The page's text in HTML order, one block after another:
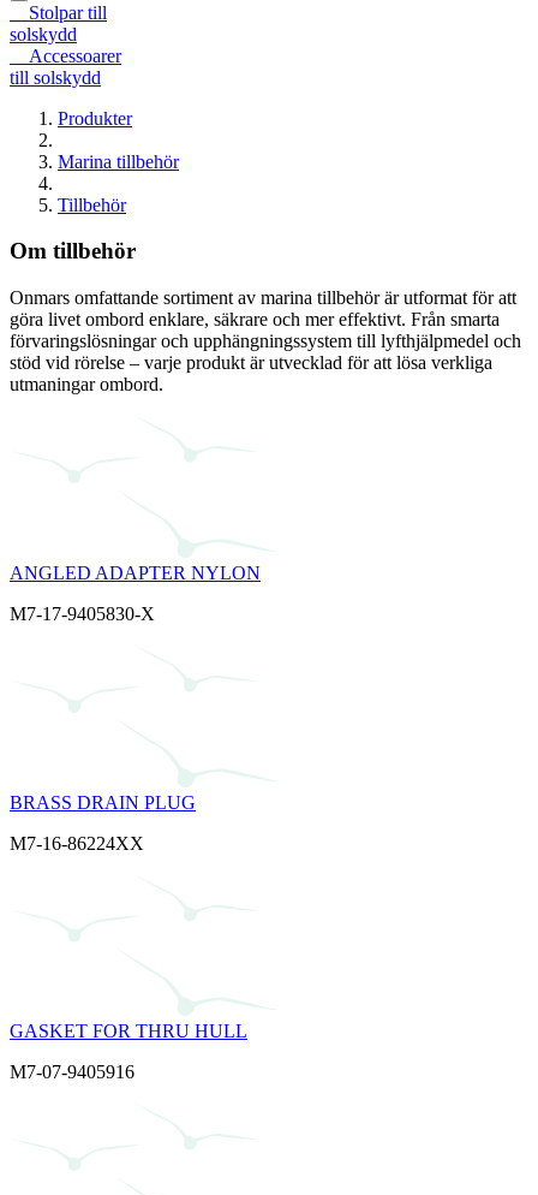
Stolpar till
solskydd
Accessoarer
till solskydd
Produkter
Marina tillbehör
Tillbehör
Om tillbehör
Onmars omfattande sortiment av marina tillbehör är utformat för att
göra livet ombord enklare, säkrare och mer effektivt. Från smarta
förvaringslösningar och upphängningssystem till lyfthjälpmedel och
stöd vid rörelse – varje produkt är utvecklad för att lösa verkliga
utmaningar ombord.
ANGLED ADAPTER NYLON
M7-17-9405830-X
BRASS DRAIN PLUG
M7-16-86224XX
GASKET FOR THRU HULL
M7-07-9405916